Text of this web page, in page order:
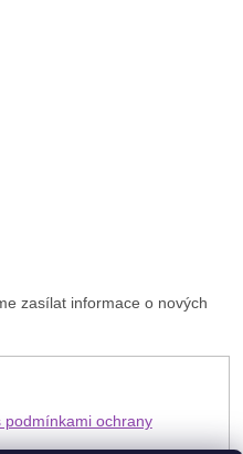
zasílat informace o nových
podmínkami ochrany